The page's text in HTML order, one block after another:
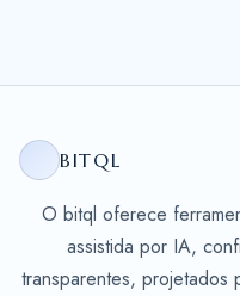
BITQL
O bitql oferece
assistida por IA,
transparentes, projetados